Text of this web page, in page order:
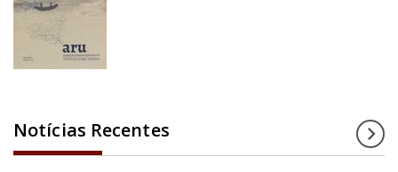
Notícias Recentes